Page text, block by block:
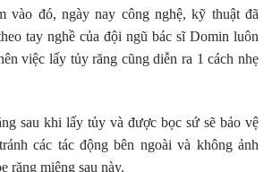
vào đó, ngày nay công nghệ, kỹ thuật đã
tay nghề của đội ngũ bác sĩ Domin luôn
việc lấy tủy răng cũng diễn ra 1 cách nhẹ
sau khi lấy tủy và được bọc sứ sẽ bảo vệ
các tác động bên ngoài và không ảnh
răng miệng sau này.